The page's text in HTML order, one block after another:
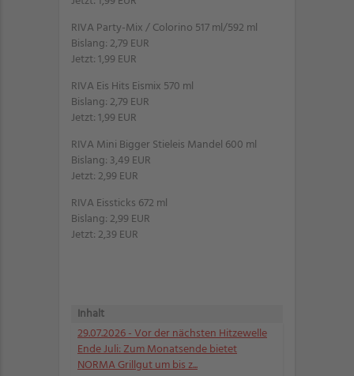
RIVA Party-Mix / Colorino 517 ml/592 ml
Bislang: 2,79 EUR
Jetzt: 1,99 EUR
RIVA Eis Hits Eismix 570 ml
Bislang: 2,79 EUR
Jetzt: 1,99 EUR
RIVA Mini Bigger Stieleis Mandel 600 ml
Bislang: 3,49 EUR
Jetzt: 2,99 EUR
RIVA Eissticks 672 ml
Bislang: 2,99 EUR
Jetzt: 2,39 EUR
Inhalt
29.07.2026- Vor der nächsten Hitzewelle
Ende Juli: Zum Monatsende bietet
NORMA Grillgut um bis z...